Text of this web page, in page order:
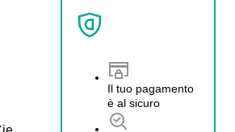
Il tuo pagamento
è al sicuro